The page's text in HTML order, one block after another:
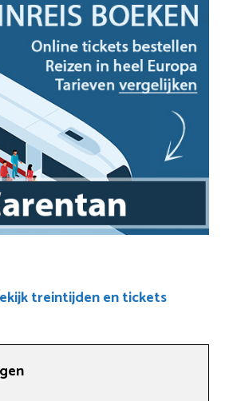
treintijden en tickets